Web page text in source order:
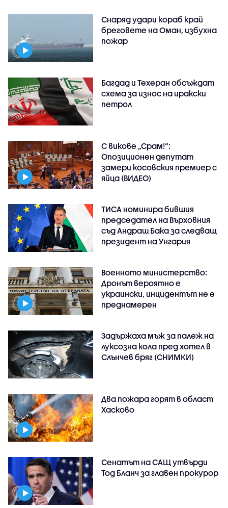
Снаряд удари кораб край
бреговете на Оман, избухна
пожар
Багдад и Техеран обсъждат
схема за износ на иракски
петрол
С викове „Срам!“:
Опозиционен депутат
замери косовския премиер с
яйца (ВИДЕО)
ТИСА номинира бившия
председател на Върховния
съд Андраш Бака за следващ
президент на Унгария
Военното министерство:
Дронът вероятно е
украински, инцидентът не е
преднамерен
Задържаха мъж за палеж на
луксозна кола пред хотел в
Слънчев бряг (СНИМКИ)
Два пожара горят в област
Хасково
Сенатът на САЩ утвърди
Тод Бланч за главен прокурор